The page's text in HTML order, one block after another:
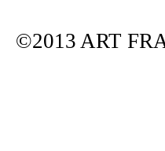
©2013 ART